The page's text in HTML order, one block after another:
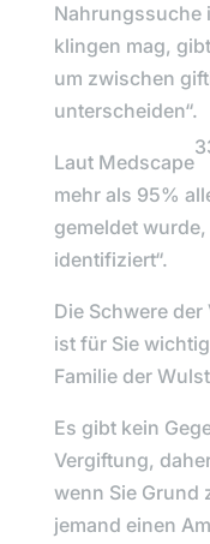
Nahrungssuche
klingen mag,
um zwischen
unterscheiden“.
Laut Medscape
mehr als 95%
gemeldet
identifiziert“.
Die Schwere
ist für Sie
Familie der
Es gibt kein
Vergiftung,
wenn Sie Grund
jemand einen